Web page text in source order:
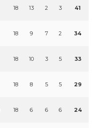
18 13 2 3 41
18 9 7 2 34
18 10 3 5 33
18 8 5 5 29
18 6 6 6 24